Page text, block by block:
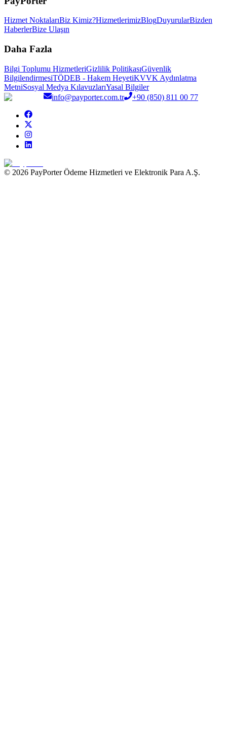
Hizmet NoktalarıBiz Kimiz?HizmetlerimizBlogDuyurularBizden
HaberlerBize Ulaşın
Daha Fazla
Bilgi Toplumu HizmetleriGizlilik PolitikasıGüvenlik
BilgilendirmesiTÖDEB - Hakem HeyetiKVVK Aydınlatma
MetniSosyal Medya KılavuzlarıYasal Bilgiler
info@payporter.com.tr
+90 (850) 811 00 77
© 2026 PayPorter Ödeme Hizmetleri ve Elektronik Para A.Ş.